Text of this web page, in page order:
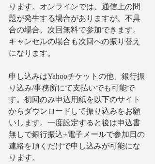
ります。オンラインでは、通信上の問
題が発生する場合がありますが、不具
合の場合、次回無料で参加できます。
キャンセルの場合も次回への振り替え
になります。
申し込みはYahooチケットの他、銀行振
り込み/事務所にて支払いでも可能で
す。初回のみ申込用紙を以下のサイト
からダウンロードして振り込みをお願
いします。一度設定すると後は申込書
無しで銀行振込+電子メールで参加日の
連絡を頂くだけで申し込みが可能にな
ります。